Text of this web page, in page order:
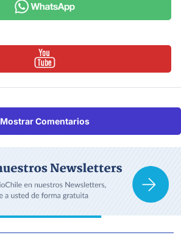
Mostrar Comentarios